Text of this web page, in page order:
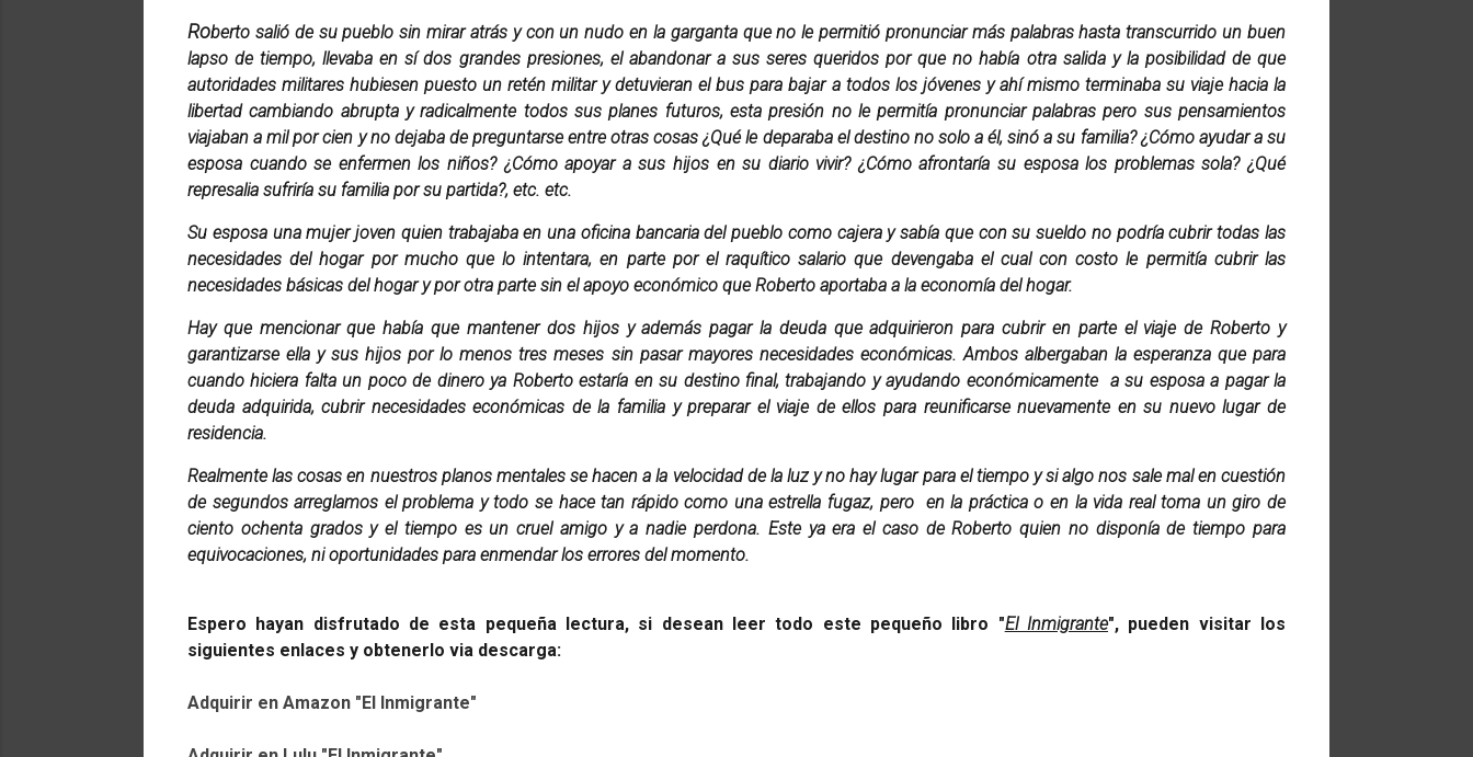
Roberto salió de su pueblo sin mirar atrás y con un nudo en la garganta que no le permitió pronunciar más palabras hasta transcurrido un buen
lapso de tiempo, llevaba en sí dos grandes presiones, el abandonar a sus seres queridos por que no había otra salida y la posibilidad de que
autoridades militares hubiesen puesto un retén militar y detuvieran el bus para bajar a todos los jóvenes y ahí mismo terminaba su viaje hacia la
libertad cambiando abrupta y radicalmente todos sus planes futuros, esta presión no le permitía pronunciar palabras pero sus pensamientos
viajaban a mil por cien y no dejaba de preguntarse entre otras cosas ¿Qué le deparaba el destino no solo a él, sinó a su familia? ¿Cómo ayudar a su
esposa cuando se enfermen los niños? ¿Cómo apoyar a sus hijos en su diario vivir? ¿Cómo afrontaría su esposa los problemas sola? ¿Qué
represalia sufriría su familia por su partida?, etc. etc.
Su esposa una mujer joven quien trabajaba en una oficina bancaria del pueblo como cajera y sabía que con su sueldo no podría cubrir todas las
necesidades del hogar por mucho que lo intentara, en parte por el raquítico salario que devengaba el cual con costo le permitía cubrir las
necesidades básicas del hogar y por otra parte sin el apoyo económico que Roberto aportaba a la economía del hogar.
Hay que mencionar que había que mantener dos hijos y además pagar la deuda que adquirieron para cubrir en parte el viaje de Roberto y
garantizarse ella y sus hijos por lo menos tres meses sin pasar mayores necesidades económicas. Ambos albergaban la esperanza que para
cuando hiciera falta un poco de dinero ya Roberto estaría en su destino final, trabajando y ayudando económicamente a su esposa a pagar la
deuda adquirida, cubrir necesidades económicas de la familia y preparar el viaje de ellos para reunificarse nuevamente en su nuevo lugar de
residencia.
Realmente las cosas en nuestros planos mentales se hacen a la velocidad de la luz y no hay lugar para el tiempo y si algo nos sale mal en cuestión
de segundos arreglamos el problema y todo se hace tan rápido como una estrella fugaz, pero en la práctica o en la vida real toma un giro de
ciento ochenta grados y el tiempo es un cruel amigo y a nadie perdona. Este ya era el caso de Roberto quien no disponía de tiempo para
equivocaciones, ni oportunidades para enmendar los errores del momento.
Espero hayan disfrutado de esta pequeña lectura, si desean leer todo este pequeño libro "El Inmigrante", pueden visitar los
siguientes enlaces y obtenerlo via descarga:
Adquirir en Amazon "El Inmigrante"